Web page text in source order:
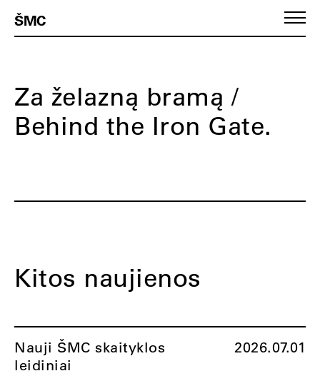
ŠMC
Za želazną bramą /
Behind the Iron Gate.
Kitos naujienos
Nauji ŠMC skaityklos
leidiniai
2026.07.01